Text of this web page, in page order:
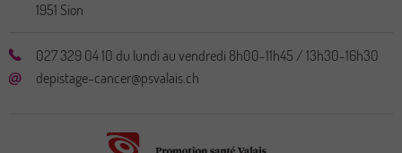
1951 Sion
027 329 04 10 du lundi au vendredi 8h00-11h45 / 13h30-16h30
depistage-cancer@psvalais.ch